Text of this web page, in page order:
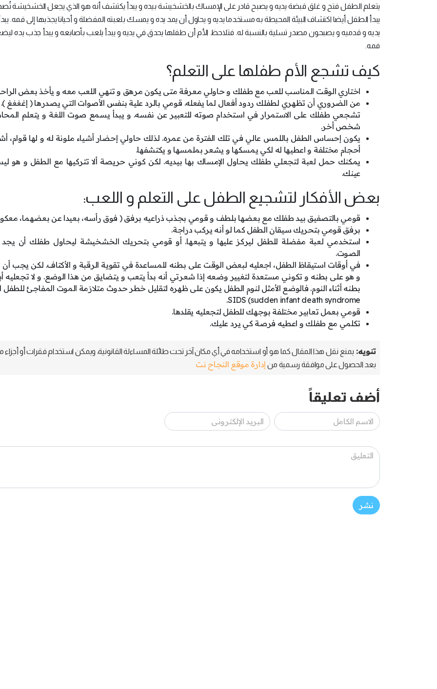
يتعلم الطفل فتح و غلق قبضة يديه و يصبح قادر على الإمساك بالخشخيشة بيده و يبدأ يكتشف أنه هو الذي يجعل الخشخيشة
يبدأ الطفل أيضا اكتشاف البيئة المحيطة به مستخدما يديه و يحاول أن يمد يده و يمسك بلعبته المفضلة و أحيانا يجذبها إلى فمه.
يديه و قدميه و يصبحون مصدر تسلية بالنسبة له. فتلاحظ الأم أن طفلها يحدق في يديه و يبدأ يلعب بأصابعه و يبدأ جذب يده
فمه.
كيف تشجع الأم طفلها على التعلم؟
اختاري الوقت المناسب للعب مع طفلك و حاولي معرفة متى يكون مرهق و تنهي اللعب معه و يأخذ بعض
من الضروري أن تظهري لطفلك ردود أفعال لما يفعله. قومي بالرد علية بنفس الأصوات التي يصدرها ( إغغغغ
تشجعي طفلك على الاستمرار في استخدام صوته للتعبير عن نفسه. و يبدأ يسمع صوت اللغة و يتعلم
شخص أخر.
يكون إحساس الطفل باللمس عالي في تلك الفترة من عمره. لذلك حاولي إحضار أشياء ملونة له و لها قوام،
أحجام مختلفة و اعطيها له لكي يمسكها و يشعر بملمسها و يكتشفها.
يمكنك حمل لعبة لتجعلي طفلك يحاول الإمساك بها بيديه. لكن كوني حريصة ألا تتركيها مع الطفل و هو
عينك.
بعض الأفكار لتشجيع الطفل على التعلم و اللعب:
قومي بالتصفيق بيد طفلك مع بعضها بلطف و قومي بجذب ذراعيه برفق ( فوق رأسه، بعيدا عن بعضهما،
برفق قومي بتحريك سيقان الطفل كما لو أنه يركب دراجة.
استخدمي لعبة مفضلة للطفل ليركز عليها و يتبعها. أو قومي بتحريك الخشخيشة ليحاول طفلك أن
الصوت.
في أوقات استيقاظ الطفل، اجعليه لبعض الوقت على بطنه للمساعدة في تقوية الرقبة و الأكتاف. لكن يجب أن
و هو على بطنه و تكوني مستعدة لتغيير وضعه إذا شعرتي أنه بدأ يتعب و يتضايق من هذا الوضع. و لا تجعليه
بطنه أثناء النوم. فالوضع الأمثل لنوم الطفل يكون على ظهره لتقليل خطر حدوث متلازمة الموت المفاجئ للطفل
SIDS (sudden infant death syndrome.
قومي بعمل تعابير مختلفة بوجهك للطفل لتجعليه يقلدها.
تكلمي مع طفلك و اعطيه فرصة كي يرد عليك.
تنويه: يمنع نقل هذا المقال كما هو أو استخدامه في أي مكان آخر تحت طائلة المساءلة القانونية، ويمكن استخدام فقرات أو أجزاء
بعد الحصول على موافقة رسمية من إدارة موقع النجاح نت
أضف تعليقاً
نشر